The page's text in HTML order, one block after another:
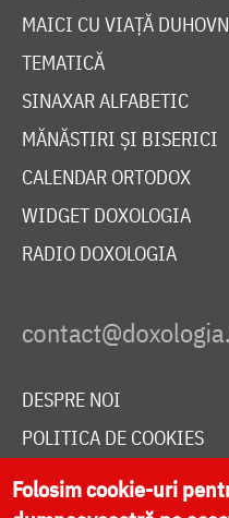
MAICI CU VIAȚĂ
TEMATICĂ
SINAXAR ALFABETIC
MĂNĂSTIRI ȘI BISERICI
CALENDAR ORTODOX
WIDGET DOXOLOGIA
RADIO DOXOLOGIA
DESPRE NOI
POLITICA DE COOKIES
DONEAZĂ ONLINE
Folosim cookie-uri